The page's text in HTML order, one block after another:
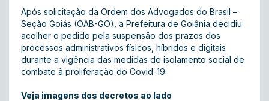
Após solicitação da Ordem dos Advogados do Brasil –
Seção Goiás (OAB-GO), a Prefeitura de Goiânia decidiu
acolher o pedido pela suspensão dos prazos dos
processos administrativos físicos, híbridos e digitais
durante a vigência das medidas de isolamento social de
combate à proliferação do Covid-19.
Veja imagens dos decretos ao lado